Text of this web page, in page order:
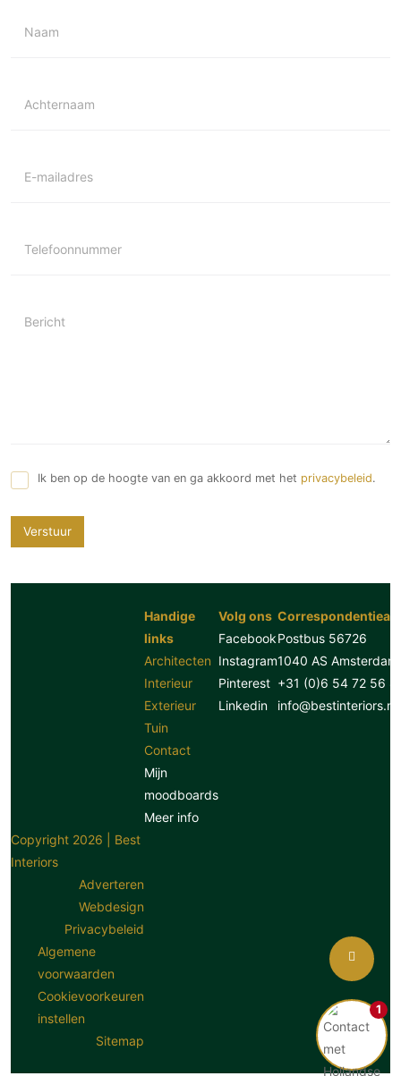
Naam
Achternaam
E-mailadres
Telefoonnummer
Bericht
Ik ben op de hoogte van en ga akkoord met het privacybeleid.
Verstuur
1
Handige
links
Architecten
Interieur
Exterieur
Tuin
Contact
Mijn
moodboards
Meer info
Volg ons
Facebook
Instagram
Pinterest
Linkedin
Postbus 56726
1040 AS Amsterdam
+31 (0)6 54 72 56
info@bestinteriors.nl
Copyright 2026 | Best
Interiors
Adverteren
Webdesign
Privacybeleid
Algemene
voorwaarden
Cookievoorkeuren
instellen
Sitemap